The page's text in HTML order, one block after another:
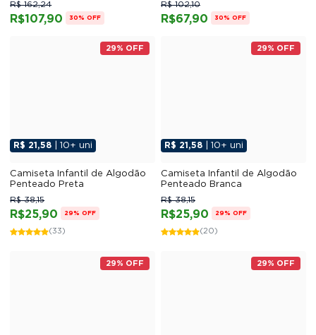
R$107,90
R$ 162,24
30% OFF R$67,90
R$ 102,10
30% OFF
29% OFF
R$ 21,58 | 10+ uni
Camiseta Infantil de Algodão
Penteado Preta
R$25,90
R$ 38,15
29% OFF
(33)
29% OFF
R$ 21,58 | 10+ uni
Camiseta Infantil de Algodão
Penteado Branca
R$25,90
R$ 38,15
29% OFF
(20)
29% OFF 29% OFF